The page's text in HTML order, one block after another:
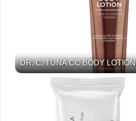
DR. C. TUNA CC BODY